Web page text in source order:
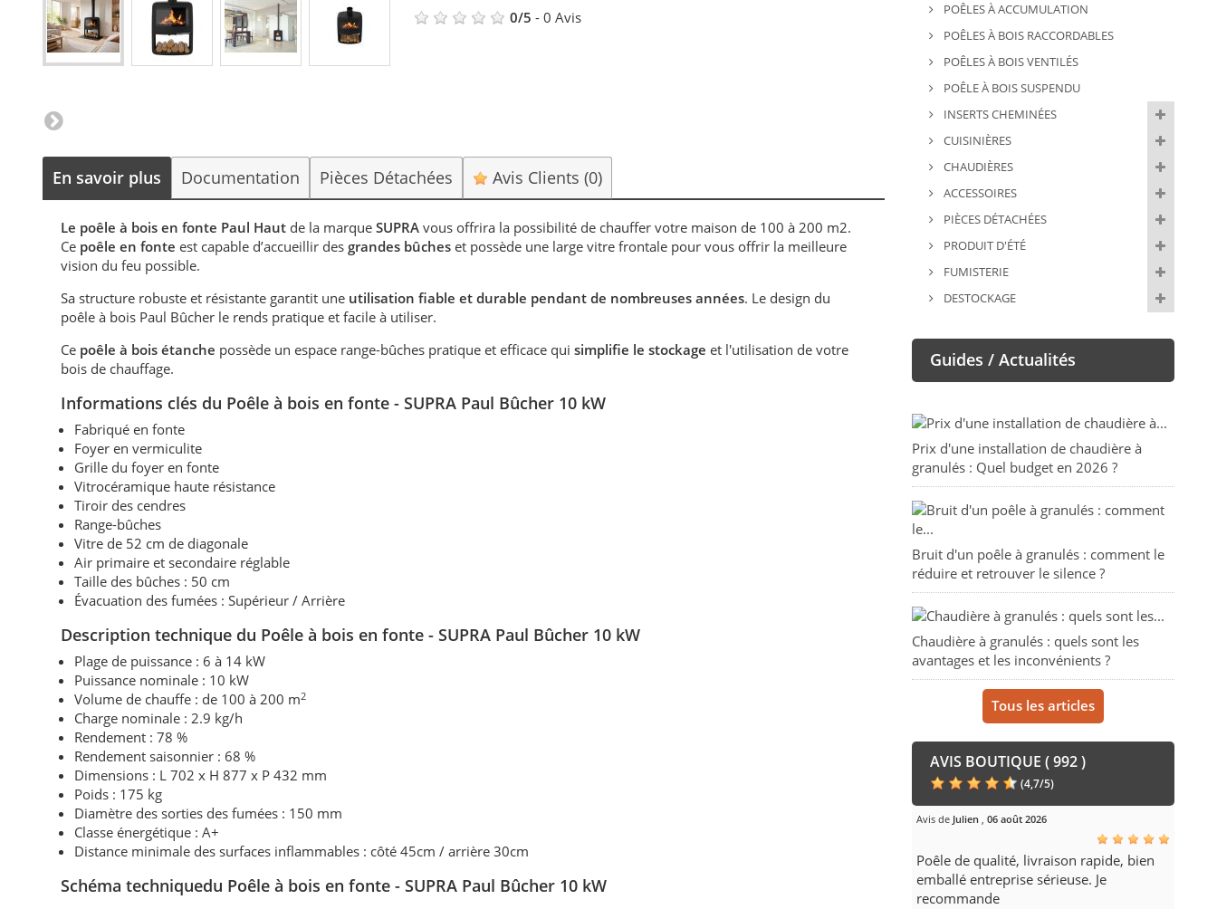
0/5 - 0 Avis
En savoir plus Documentation Pièces Détachées Avis Clients(0)
Le poêle à bois en fonte Paul Haut de la marque SUPRAvous offrira la possibilité de chauffer votre maison de 100 à 200 m2.
Ce poêle en fonte est capable d’accueillir desgrandes bûches et possède une large vitre frontale pour vous offrir la meilleure
vision du feu possible.
Sa structure robuste et résistante garantit une utilisation fiable et durable pendant de nombreuses années. Le design du
poêle à bois Paul Bûcher le rends pratique et facile à utiliser.
Ce poêle à bois étanche possède un espace range-bûches pratique et efficace quisimplifie le stockage et l'utilisation de votre
bois de chauffage.
Informations clés du Poêle à bois en fonte - SUPRA Paul Bûcher 10 kW
Fabriqué en fonte
Foyer en vermiculite
Grille du foyer en fonte
Vitrocéramique haute résistance
Tiroir des cendres
Range-bûches
Vitre de 52 cm de diagonale
Air primaire et secondaire réglable
Taille des bûches : 50 cm
Évacuation des fumées : Supérieur / Arrière
Description technique du Poêle à bois en fonte -SUPRA Paul Bûcher 10 kW
Plage de puissance : 6 à 14 kW
Puissance nominale : 10 kW
Volume de chauffe : de 100 à 200 m2
Charge nominale : 2.9 kg/h
Rendement : 78 %
Rendement saisonnier : 68 %
Dimensions : L 702 x H 877 x P 432 mm
Poids : 175 kg
Diamètre des sorties des fumées : 150 mm
Classe énergétique : A+
Distance minimale des surfaces inflammables : côté 45cm / arrière 30cm
Schéma techniquedu Poêle à bois en fonte-SUPRA Paul Bûcher 10 kW
POÊLES À ACCUMULATION
POÊLES À BOIS RACCORDABLES
POÊLES À BOIS VENTILÉS
POÊLE À BOIS SUSPENDU
INSERTS CHEMINÉES
CUISINIÈRES
CHAUDIÈRES
ACCESSOIRES
PIÈCES DÉTACHÉES
PRODUIT D'ÉTÉ
FUMISTERIE
DESTOCKAGE
Guides / Actualités
Prix d'une installation de chaudière à
granulés : Quel budget en 2026 ?
Bruit d'un poêle à granulés : comment le
réduire et retrouver le silence ?
Chaudière à granulés : quels sont les
avantages et les inconvénients ?
Tous les articles
AVIS BOUTIQUE ( 992 )
(4,7/5)
Avis de Julien, 06 août 2026
Poêle de qualité, livraison rapide, bien
emballé entreprise sérieuse. Je
recommande